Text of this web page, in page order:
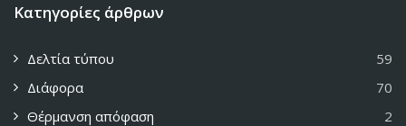
Κατηγορίες άρθρων
Δελτία τύπου
59
Διάφορα
70
Θέρμανση απόφαση
2